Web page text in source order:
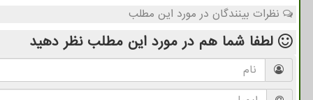
نظرات بینندگان در مورد این مطلب
لطفا شما هم در مورد این مطلب نظر دهید